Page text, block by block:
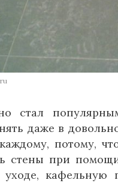
стал
даже в
потому,
стены при
кафельную